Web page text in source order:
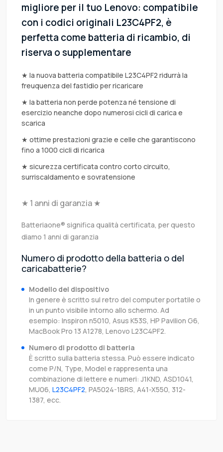
migliore per il tuo Lenovo: compatibile
con i codici originali L23C4PF2, è
perfetta come batteria di ricambio, di
riserva o supplementare
★ la nuova batteria compatibile L23C4PF2 ridurrà la
freuquenza del fastidio per ricaricare
★ la batteria non perde potenza né tensione di
esercizio neanche dopo numerosi cicli di carica e
scarica
★ ottime prestazioni grazie e celle che garantiscono
fino a 1000 cicli di ricarica
★ sicurezza certificata contro corto circuito,
surriscaldamento e sovratensione
★ 1 anni di garanzia ★
Batteriaone® significa qualità certificata, per questo
diamo 1 anni di garanzia
Numero di prodotto della batteria o del
caricabatterie?
Modello del dispositivo
In genere è scritto sul retro del computer portatile o
in un punto visibile intorno allo schermo. Ad
esempio: Inspiron n5010, Asus K53S, HP Pavilion G6,
MacBook Pro 13 A1278, Lenovo L23C4PF2.
Numero di prodotto di batteria
È scritto sulla batteria stessa. Può essere indicato
come P/N, Type, Model e rappresenta una
combinazione di lettere e numeri: J1KND, ASD1041,
MU06, L23C4PF2, PA5024-1BRS, A41-X550, 312-
1387, ecc.